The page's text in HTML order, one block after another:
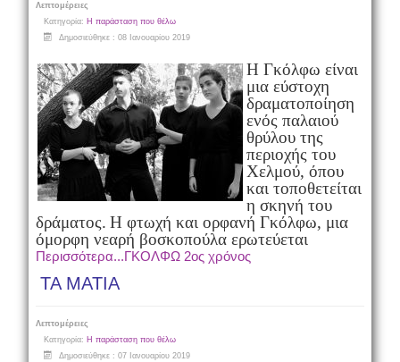
Λεπτομέρειες
Κατηγορία: Η παράσταση που θέλω
Δημοσιεύθηκε : 08 Ιανουαρίου 2019
Η Γκόλφω είναι
μια εύστοχη
δραματοποίηση
ενός παλαιού
θρύλου της
περιοχής του
Χελμού, όπου
και τοποθετείται
η σκηνή του
δράματος. Η φτωχή και ορφανή Γκόλφω, μια
όμορφη νεαρή βοσκοπούλα ερωτεύεται
Περισσότερα...ΓΚΟΛΦΩ 2ος χρόνος
ΤΑ ΜΑΤΙΑ
Λεπτομέρειες
Κατηγορία: Η παράσταση που θέλω
Δημοσιεύθηκε : 07 Ιανουαρίου 2019